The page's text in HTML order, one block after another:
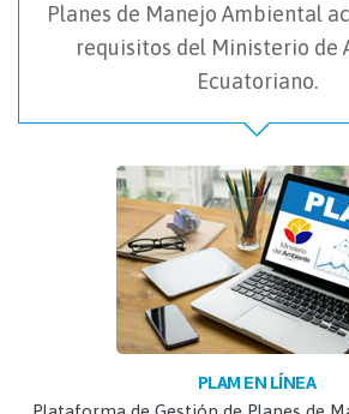
Planes de Manejo Ambiental
requisitos del Ministerio de
Ecuatoriano.
PLAM EN LÍNEA